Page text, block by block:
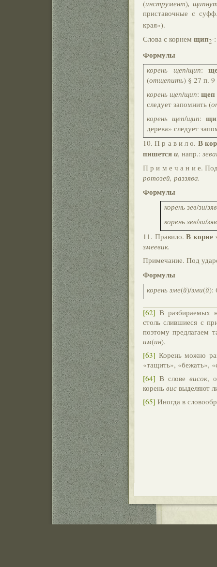
(инструмент),
приставочные с
края»).
Слова с корнем щип2-
Формулы
корень щеп/щип:
(отщепить) § 27 п. 9
корень щеп/щип:щеп
следует запомнить (
корень щеп/щип:
дерева» следует
10. П р а в и л о. В
пишетсяи, напр.:
П р и м е ч а н и е.
ротозей, раззява.
Формулы
корень зев/зи/зяв
корень зев/зи/зяв
11. Правило.В корне
змеевик.
Примечание. Под
Формулы
корень зме(й)/зми(й):
[62] В разбираемых
столь слившиеся с
поэтому предлагаем
им(ин).
[63] Корень можно
«тащить», «бежать»,
[64] В слове висок,
корень вис выделяют
[65] Иногда в